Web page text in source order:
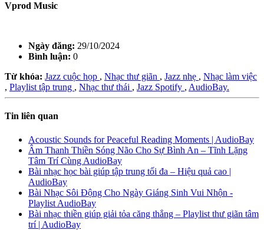
Vprod Music
Ngày đăng: 29/10/2024
Bình luận: 0
Từ khóa: Jazz cuộc họp , Nhạc thư giãn , Jazz nhẹ , Nhạc làm việc
, Playlist tập trung , Nhạc thư thái , Jazz Spotify , AudioBay.
Tin liên quan
Acoustic Sounds for Peaceful Reading Moments | AudioBay
Âm Thanh Thiền Sóng Não Cho Sự Bình An – Tĩnh Lặng
Tâm Trí Cùng AudioBay
Bài nhạc học bài giúp tập trung tối đa – Hiệu quả cao |
AudioBay
Bài Nhạc Sôi Động Cho Ngày Giáng Sinh Vui Nhộn -
Playlist AudioBay
Bài nhạc thiền giúp giải tỏa căng thẳng – Playlist thư giãn tâm
trí | AudioBay